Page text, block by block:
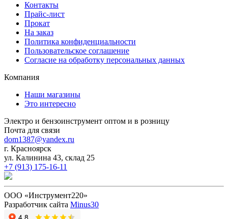
Контакты
Прайс-лист
Прокат
На заказ
Политика конфиденциальности
Пользовательское соглашение
Согласие на обработку персональных данных
Компания
Наши магазины
Это интересно
Электро и бензоинструмент оптом и в розницу
Почта для связи
dom1387@yandex.ru
г. Красноярск
ул. Калинина 43, склад 25
+7 (913) 175-16-11
ООО «Инструмент220»
Разработчик сайта Minus30